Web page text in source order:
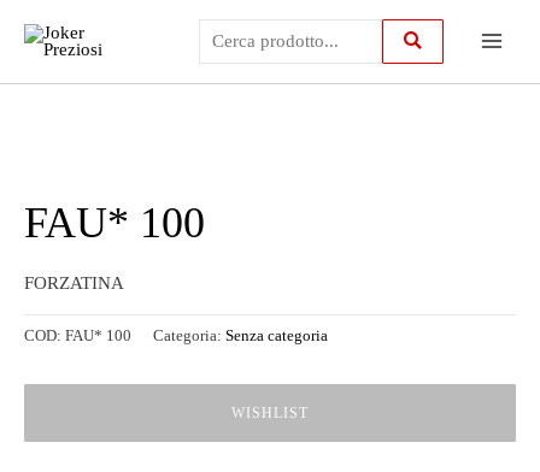
contenuto
FAU* 100
FORZATINA
COD: FAU* 100 Categoria: Senza categoria
WISHLIST